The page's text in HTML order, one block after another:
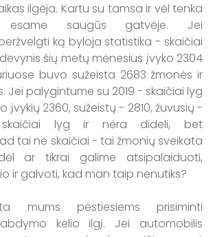
ilgėja. Kartu su tamsa ir vėl tenka
esame saugūs gatvėje. Jei
ką byloja statistika - skaičiai
šių metų mėnesius įvyko 2304
buvo sužeista 2683 žmonės ir
Jei palygintume su 2019 - skaičiai lyg
įvykių 2360, sužeistų - 2810, žuvusių -
skaičiai lyg ir nėra dideli, bet
tai ne skaičiai - tai žmonių sveikata
ar tikrai galime atsipalaiduoti,
ir galvoti, kad man taip nenutiks?
mums pėstiesiems prisiminti
kelio ilgį. Jei automobilis